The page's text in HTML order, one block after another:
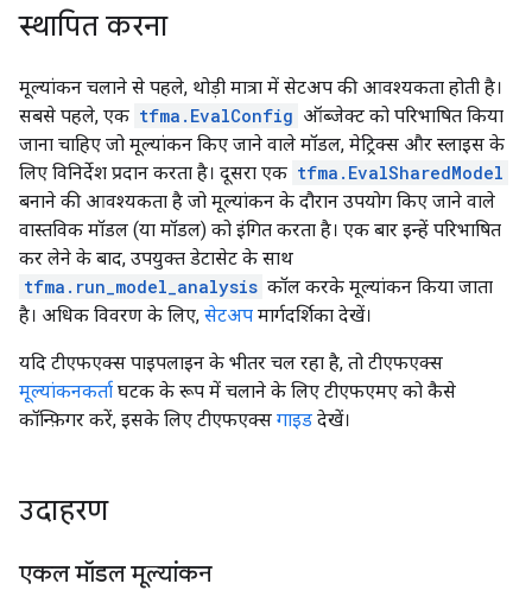
स्थापित करना
मूल्यांकन चलाने से पहले, थोड़ी मात्रा में सेटअप की आवश्यकता होती है।
सबसे पहले, एक tfma.EvalConfig ऑब्जेक्ट को परिभाषित किया
जाना चाहिए जो मूल्यांकन किए जाने वाले मॉडल, मेट्रिक्स और स्लाइस के
लिए विनिर्देश प्रदान करता है। दूसरा एक tfma.EvalSharedModel
बनाने की आवश्यकता है जो मूल्यांकन के दौरान उपयोग किए जाने वाले
वास्तविक मॉडल (या मॉडल) को इंगित करता है। एक बार इन्हें परिभाषित
कर लेने के बाद, उपयुक्त डेटासेट के साथ
tfma.run_model_analysis कॉल करके मूल्यांकन किया जाता
है। अधिक विवरण के लिए, सेटअप मार्गदर्शिका देखें।
यदि टीएफएक्स पाइपलाइन के भीतर चल रहा है, तो टीएफएक्स
मूल्यांकनकर्ता घटक के रूप में चलाने के लिए टीएफएमए को कैसे
कॉन्फ़िगर करें, इसके लिए टीएफएक्स गाइड देखें।
उदाहरण
एकल मॉडल मूल्यांकन